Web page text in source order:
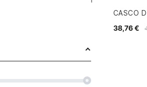
CASCO
38,76 €